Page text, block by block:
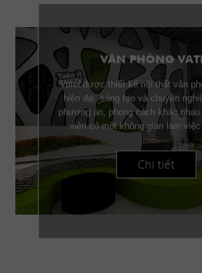
VĂN PHÒNG
Vatel được thiết kế nội thất văn
hiện đại, sáng tạo và chuyên
phương án, phong cách khác nhau
viên có một không gian làm
Chi tiết